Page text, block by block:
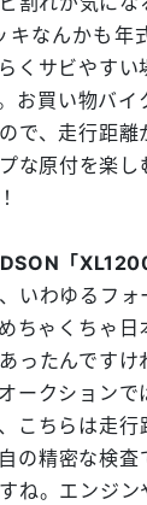
キなんかも年
くサビやす
お買い物バ
で、走行距
な原付を楽
「
いわゆるフ
ちゃくちゃ
ったんです
ークション
こちらは走
の精密な検
ね。エンジ